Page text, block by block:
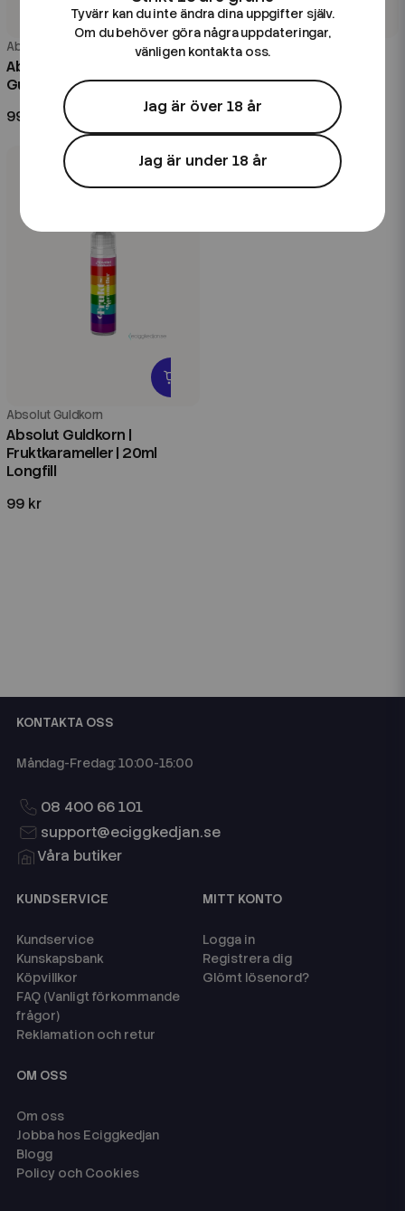
Absolut Guldkorn
Absolut Guldkorn | Kaktus
Guava | 20ml Longfill
99 kr
Absolut Guldkorn
Päron | 20ml Longfill
99 kr
Absolut Guldkorn
Absolut Guldkorn |
Fruktkarameller | 20ml
Longfill
99 kr
Tyvärr kan du inte ändra dina uppgifter själv.
Om du behöver göra några uppdateringar,
vänligen kontakta oss.
Jag är över 18 år
Jag är under 18 år
KONTAKTA OSS
Måndag-Fredag: 10:00-15:00
08 400 66 101
support@eciggkedjan.se
Våra butiker
KUNDSERVICE
Kundservice
Kunskapsbank
Köpvillkor
FAQ (Vanligt förkommande
frågor)
Reklamation och retur
MITT KONTO
Logga in
Registrera dig
Glömt lösenord?
OM OSS
Om oss
Jobba hos Eciggkedjan
Blogg
Policy och Cookies